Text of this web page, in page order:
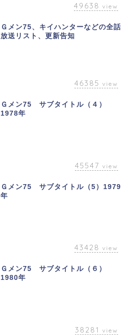
49638 view
Ｇメン75、キイハンターなどの全話
放送リスト、更新告知
46385 view
Ｇメン75 サブタイトル（４）
1978年
45547 view
Ｇメン75 サブタイトル（5）1979
年
43428 view
Ｇメン75 サブタイトル（６）
1980年
38281 view